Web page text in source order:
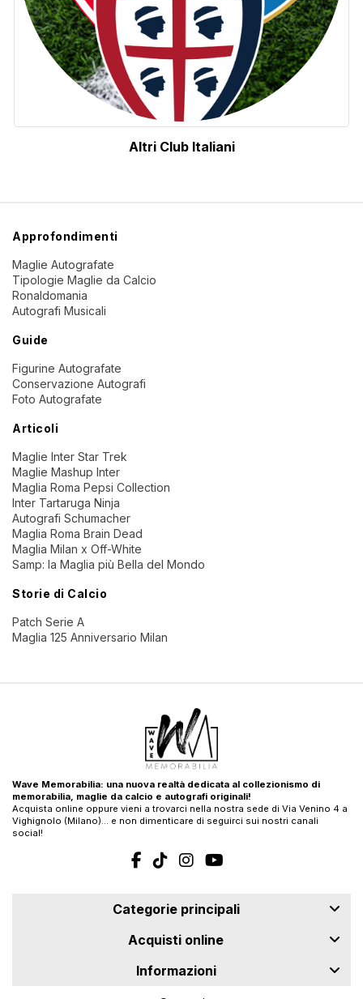
Altri Club Italiani
Approfondimenti
Maglie Autografate
Tipologie Maglie da Calcio
Ronaldomania
Autografi Musicali
Guide
Figurine Autografate
Conservazione Autografi
Foto Autografate
Articoli
Maglie Inter Star Trek
Maglie Mashup Inter
Maglia Roma Pepsi Collection
Inter Tartaruga Ninja
Autografi Schumacher
Maglia Roma Brain Dead
Maglia Milan x Off-White
Samp: la Maglia più Bella del Mondo
Storie di Calcio
Patch Serie A
Maglia 125 Anniversario Milan
Wave Memorabilia: una nuova realtà dedicata al collezionismo di
memorabilia, maglie da calcio e autografi originali!
Acquista online oppure vieni a trovarci nella nostra sede di Via Venino 4 a
Vighignolo (Milano)… e non dimenticare di seguirci sui nostri canali
social!
Categorie principali
Acquisti online
Informazioni